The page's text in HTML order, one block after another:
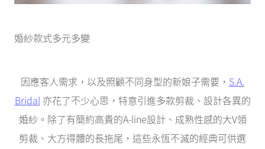
婚紗款式多元多變
因應客人需求，以及照顧不同身型的新娘子需要， S.A.
Bridal亦花了不少心思，特意引進多款剪裁、設計各異的
婚紗。除了有簡約高貴的A-line設計、成熟性感的大V領
剪裁、大方得體的長拖尾，這些永恆不滅的經典可供選